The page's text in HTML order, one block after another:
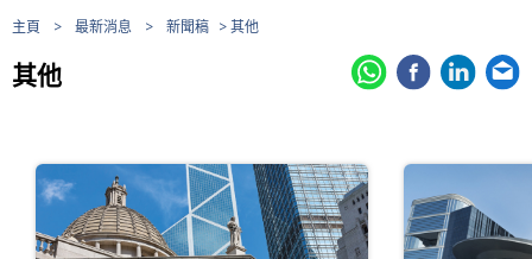
主頁 > 最新消息 > 新聞稿 > 其他
其他